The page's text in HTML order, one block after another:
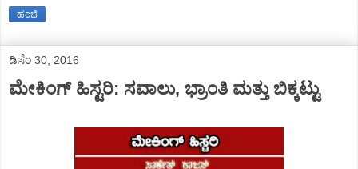
ಹಂಚಿ
ಡಿಸೆಂ 30, 2016
ಮೇಕಿಂಗ್ ಹಿಸ್ಟರಿ: ಸವಾಲು, ಭ್ರಾಂತಿ ಮತ್ತು ಬಿಕ್ಕಟ್ಟು